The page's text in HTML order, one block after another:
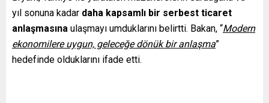
yıl sonuna kadar daha kapsamlı bir serbest ticaret
anlaşmasına ulaşmayı umduklarını belirtti. Bakan, “Modern
ekonomilere uygun, geleceğe dönük bir anlaşma”
hedefinde olduklarını ifade etti.